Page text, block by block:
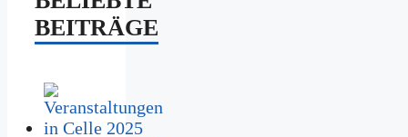
BEITRÄGE